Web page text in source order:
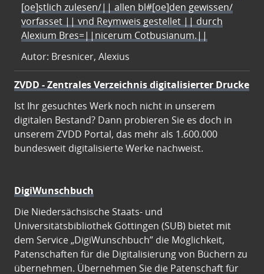
[oe]stlich zulesen/|| allen bl#[oe]den gewissen/
vorfasset || vnd Reymweis gestellet || durch
Alexium Bres=||nicerum Cotbusianum.||
Autor: Bresnicer, Alexius
ZVDD - Zentrales Verzeichnis digitalisierter Drucke
Ist Ihr gesuchtes Werk noch nicht in unserem
digitalen Bestand? Dann probieren Sie es doch in
unserem ZVDD Portal, das mehr als 1.600.000
bundesweit digitalisierte Werke nachweist.
DigiWunschbuch
Die Niedersächsische Staats- und
Universitätsbibliothek Göttingen (SUB) bietet mit
dem Service „DigiWunschbuch” die Möglichkeit,
Patenschaften für die Digitalisierung von Büchern zu
übernehmen. Übernehmen Sie die Patenschaft für